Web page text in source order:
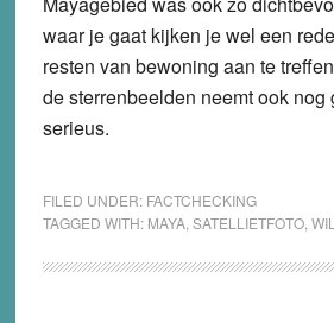
waar je gaat kijken je wel een
resten van bewoning aan te
de sterrenbeelden neemt ook nog
serieus.
FILED UNDER: FACTCHECKING
TAGGED WITH: MAYA, SATELLIETFOTO,